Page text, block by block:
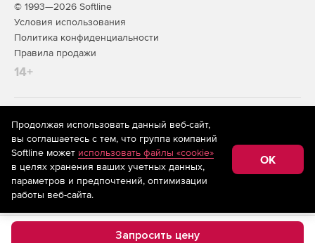
интерфейсу администратора.
Модуль Web Analytics позволяет отслеживать
действия посетителей на сайте. Статистика может
Запросить цену
© 1993—2026 Softline
Условия использования
Политика конфиденциальности
Правила продажи
14+
На информационном ресурсе store.softline.ru применяются
рекомендательные технологии
(информационные технологии
предоставления информации на основе сбора,
систематизации и анализа сведений, относящихся к
предпочтениям пользователей сети «Интернет»,
находящихся на территории Российской Федерации)
Продолжая использовать данный веб-сайт,
вы соглашаетесь с тем, что группа компаний
Softline может использовать файлы «cookie»
в целях хранения ваших учетных данных,
параметров и предпочтений, оптимизации
работы веб-сайта.
OK